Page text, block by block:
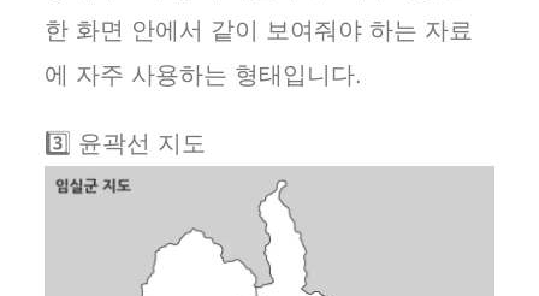
한 화면 안에서 같이 보여줘야 하는 자료
에 자주 사용하는 형태입니다.
3️⃣ 윤곽선 지도